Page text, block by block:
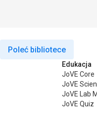
Poleć bibliotece
Edukacja
JoVE Core
JoVE
JoVE Lab
JoVE Quiz